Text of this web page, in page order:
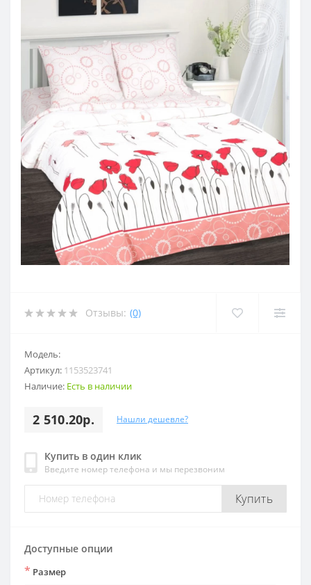
Отзывы: (0)
Модель:
Артикул: 1153523741
Наличие: Есть в наличии
2 510.20р. Нашли дешевле?
Купить в один клик
Введите номер телефона и мы перезвоним
Купить
Доступные опции
* Размер